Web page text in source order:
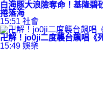
白海豚大浪險奪命！基隆碧
捲落海
15:51 社會
卍解！jo0ji二度襲台飆唱《
15:49 娛樂